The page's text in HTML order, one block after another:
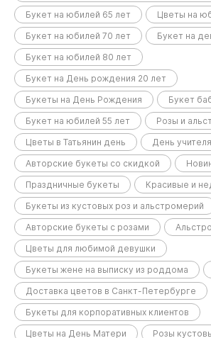
Букет на юбилей 65 лет
Цветы на
Букет на юбилей 70 лет
Букет на
Букет на юбилей 80 лет
Букет на День рождения 20 лет
Букеты на День Рождения
Букет
Букет на юбилей 55 лет
Розы и
Цветы в Татьянин день
День учителя
Авторские букеты со скидкой
Праздничные букеты
Красивые и
Букеты из кустовых роз и альстромерий
Авторские букеты с розами
Цветы для любимой девушки
Букеты жене на выписку из роддома
Доставка цветов в Санкт-Петербурге
Букеты для корпоративных клиентов
Цветы на День Матери
Розы